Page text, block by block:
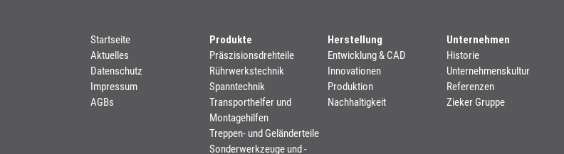
Startseite
Aktuelles
Datenschutz
Impressum
AGBs
Produkte
Präszisionsdrehteile
Rührwerkstechnik
Spanntechnik
Transporthelfer und
Montagehilfen
Treppen- und Geländerteile
Sonderwerkzeuge und -
Herstellung
Entwicklung & CAD
Innovationen
Produktion
Nachhaltigkeit
Unternehmen
Historie
Unternehmenskultur
Referenzen
Zieker Gruppe